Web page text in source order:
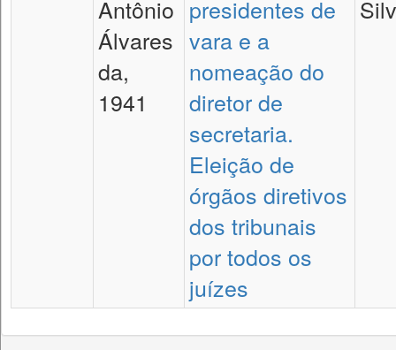
Antônio
Álvares
da,
1941
presidentes de
vara e a
nomeação do
diretor de
secretaria.
Eleição de
órgãos diretivos
dos tribunais
por todos os
juízes